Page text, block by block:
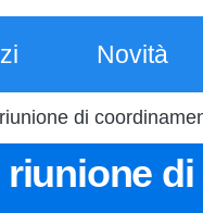
Novità
di